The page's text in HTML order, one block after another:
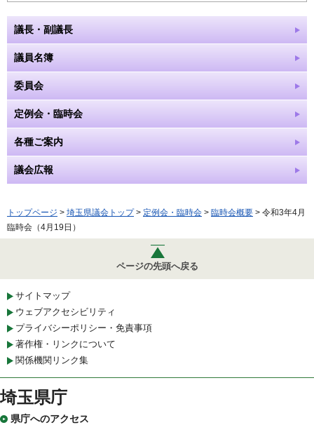
議長・副議長
議員名簿
委員会
定例会・臨時会
各種ご案内
議会広報
トップページ > 埼玉県議会トップ> 定例会・臨時会 > 臨時会概要 > 令和3年4月
臨時会（4月19日）
ページの先頭へ戻る
サイトマップ
ウェブアクセシビリティ
プライバシーポリシー・免責事項
著作権・リンクについて
関係機関リンク集
埼玉県庁
県庁へのアクセス